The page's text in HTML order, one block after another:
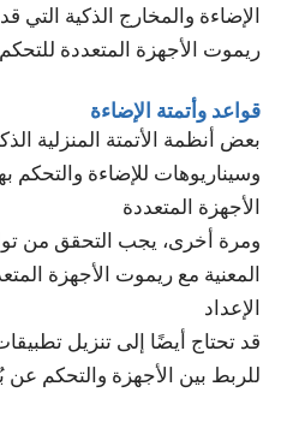
الإضاءة والمخارج الذكية التي
ريموت الأجهزة المتعددة
قواعد وأتمتة الإضاءة
بعض أنظمة الأتمتة المنزلية
وسيناريوهات للإضاءة والتحكم
الأجهزة المتعددة
ومرة أخرى، يجب التحقق من
المعنية مع ريموت الأجهزة
الإعداد
قد تحتاج أيضًا إلى تنزيل
للربط بين الأجهزة والتحكم عن